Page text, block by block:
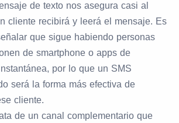
de texto nos asegura casi al
cliente recibirá y leerá el mensaje. Es
que sigue habiendo personas
de smartphone o apps de
por lo que un SMS
será la forma más efectiva de
cliente.
de un canal complementario que